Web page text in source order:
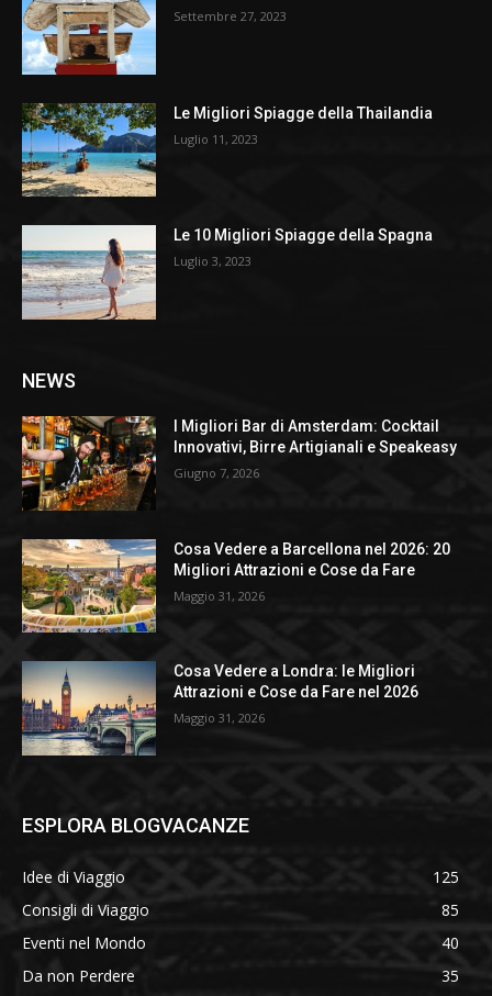
Settembre 27, 2023
Le Migliori Spiagge della Thailandia
Luglio 11, 2023
Le 10 Migliori Spiagge della Spagna
Luglio 3, 2023
NEWS
I Migliori Bar di Amsterdam: Cocktail
Innovativi, Birre Artigianali e Speakeasy
Giugno 7, 2026
Cosa Vedere a Barcellona nel 2026: 20
Migliori Attrazioni e Cose da Fare
Maggio 31, 2026
Cosa Vedere a Londra: le Migliori
Attrazioni e Cose da Fare nel 2026
Maggio 31, 2026
ESPLORA BLOGVACANZE
Idee di Viaggio
125
Consigli di Viaggio
85
Eventi nel Mondo
40
Da non Perdere
35